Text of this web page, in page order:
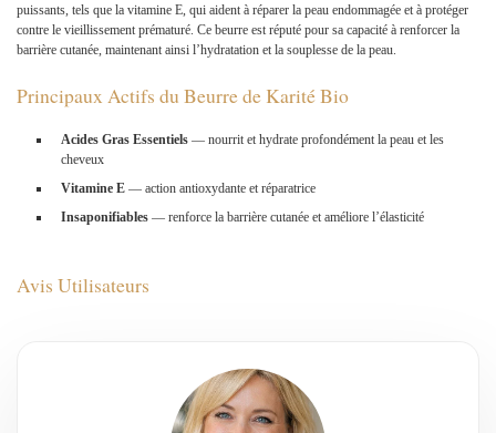
puissants, tels que la vitamine E, qui aident à réparer la peau endommagée et à protéger
contre le vieillissement prématuré. Ce beurre est réputé pour sa capacité à renforcer la
barrière cutanée, maintenant ainsi l’hydratation et la souplesse de la peau.
Principaux Actifs du Beurre de Karité Bio
Acides Gras Essentiels — nourrit et hydrate profondément la peau et les
cheveux
Vitamine E — action antioxydante et réparatrice
Insaponifiables — renforce la barrière cutanée et améliore l’élasticité
Avis Utilisateurs